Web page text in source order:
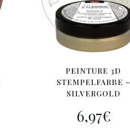
PEINTURE 3D
STEMPELFARBE –
SILVERGOLD
6,97€